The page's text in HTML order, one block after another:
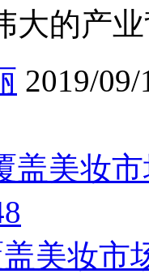
大的产
2019/09/
美妆市